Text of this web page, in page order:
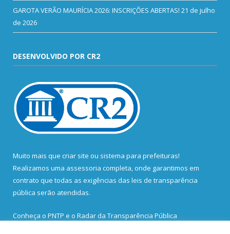
GAROTA VERÃO MAURÍCIA 2026: INSCRIÇÕES ABERTAS! 21 de julho
de 2026
DESENVOLVIDO POR CR2
Muito mais que criar site ou sistema para prefeituras!
Realizamos uma assessoria completa, onde garantimos em
contrato que todas as exigências das leis de transparência
pública serão atendidas.
Conheça o PNTP e o Radar da Transparência Pública